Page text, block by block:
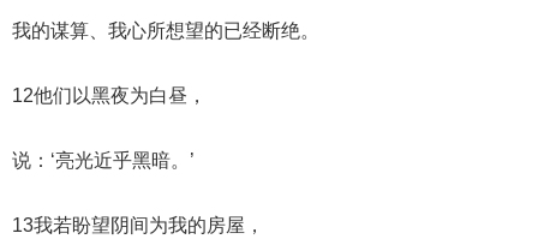
我的谋算、我心所想望的已经断绝。
12他们以黑夜为白昼，
说：‘亮光近乎黑暗。’
13我若盼望阴间为我的房屋，